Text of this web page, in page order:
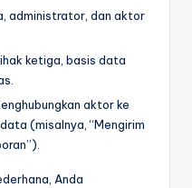
administrator, dan aktor
ketiga, basis data
aktor ke
(misalnya, “Mengirim
Anda